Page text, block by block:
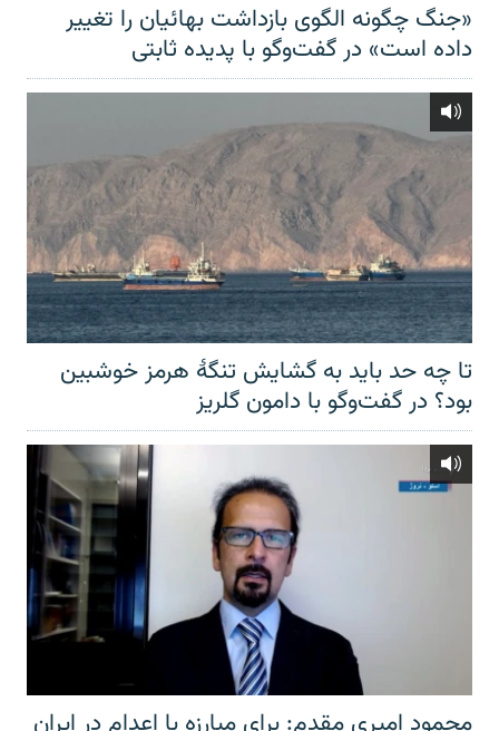
«جنگ چگونه الگوی بازداشت بهائیان را تغییر
داده است» در گفت‌وگو با پدیده ثابتی
تا چه حد باید به گشایش تنگهٔ هرمز خوشبین
بود؟ در گفت‌وگو با دامون گلریز